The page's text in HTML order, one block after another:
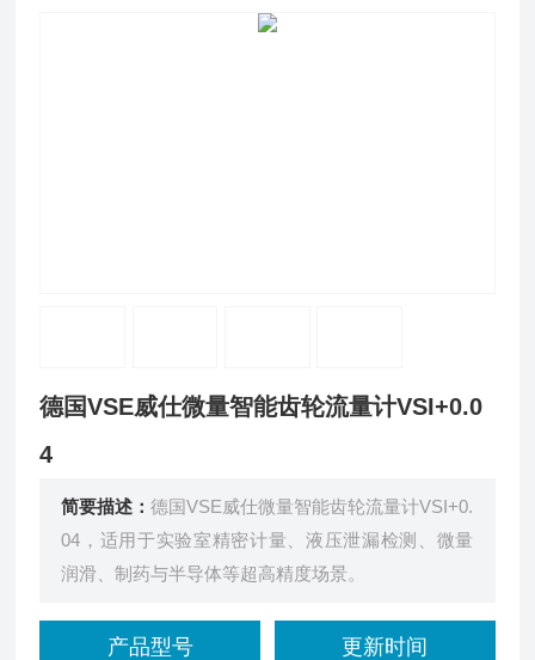
德国VSE威仕微量智能齿轮流量计VSI+0.0
4
简要描述：德国VSE威仕微量智能齿轮流量计VSI+0.
04，适用于实验室精密计量、液压泄漏检测、微量
润滑、制药与半导体等超高精度场景。
产品型号 更新时间